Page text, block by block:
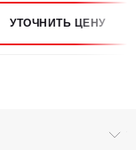
УТОЧНИТЬ ЦЕНУ